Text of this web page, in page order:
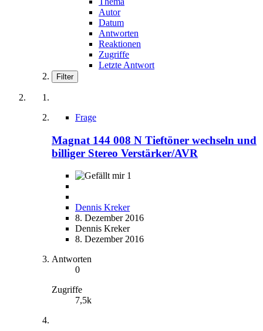
Autor
Datum
Antworten
Reaktionen
Zugriffe
Letzte Antwort
Filter
Frage
Magnat 144 008 N Tieftöner wechseln und
billiger Stereo Verstärker/AVR
1
Dennis Kreker
8. Dezember 2016
Dennis Kreker
8. Dezember 2016
Antworten
0
Zugriffe
7,5k